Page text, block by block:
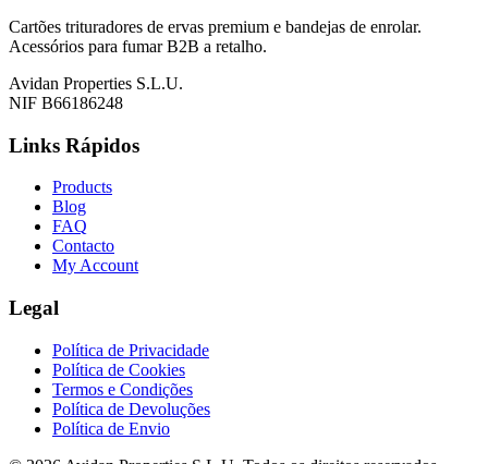
Cartões trituradores de ervas premium e bandejas de enrolar.
Acessórios para fumar B2B a retalho.
Avidan Properties S.L.U.
NIF B66186248
Links Rápidos
Products
Blog
FAQ
Contacto
My Account
Legal
Política de Privacidade
Política de Cookies
Termos e Condições
Política de Devoluções
Política de Envio